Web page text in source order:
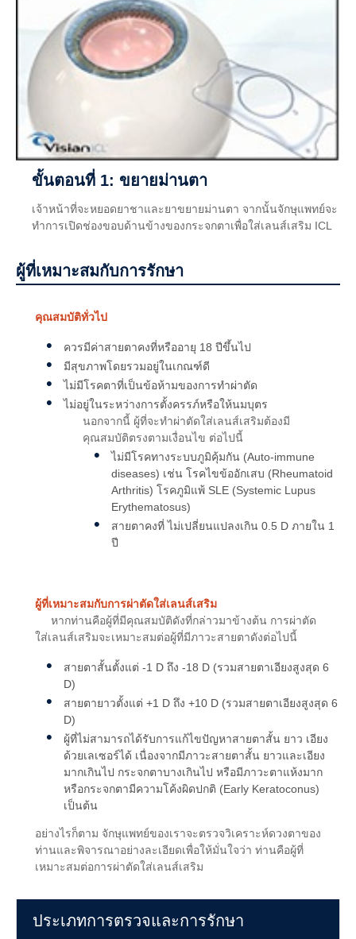
ขั้นตอนที่ 1: ขยายม่านตา
เจ้าหน้าที่จะหยอดยาชาและยาขยายม่านตา จากนั้นจักษุแพทย์จะ
ทำการเปิดช่องขอบด้านข้างของกระจกตาเพื่อใส่เลนส์เสริม ICL
ผู้ที่เหมาะสมกับการรักษา
คุณสมบัติทั่วไป
ควรมีค่าสายตาคงที่หรืออายุ 18 ปีขึ้นไป
มีสุขภาพโดยรวมอยู่ในเกณฑ์ดี
ไม่มีโรคตาที่เป็นข้อห้ามของการทำผ่าตัด
ไม่อยู่ในระหว่างการตั้งครรภ์หรือให้นมบุตร
นอกจากนี้ ผู้ที่จะทำผ่าตัดใส่เลนส์เสริมต้องมี
คุณสมบัติตรงตามเงื่อนไข ต่อไปนี้
ไม่มีโรคทางระบบภูมิคุ้มกัน (Auto-immune
diseases) เช่น โรคไขข้ออักเสบ (Rheumatoid
Arthritis) โรคภูมิแพ้ SLE (Systemic Lupus
Erythematosus)
สายตาคงที่ ไม่เปลี่ยนแปลงเกิน 0.5 D ภายใน 1
ปี
ผู้ที่เหมาะสมกับการผ่าตัดใส่เลนส์เสริม
หากท่านคือผู้ที่มีคุณสมบัติดังที่กล่าวมาข้างต้น การผ่าตัด
ใส่เลนส์เสริมจะเหมาะสมต่อผู้ที่มีภาวะสายตาดังต่อไปนี้
สายตาสั้นตั้งแต่ -1 D ถึง -18 D (รวมสายตาเอียงสูงสุด 6
D)
สายตายาวตั้งแต่ +1 D ถึง +10 D (รวมสายตาเอียงสูงสุด 6
D)
ผู้ที่ไม่สามารถได้รับการแก้ไขปัญหาสายตาสั้น ยาว เอียง
ด้วยเลเซอร์ได้ เนื่องจากมีภาวะสายตาสั้น ยาวและเอียง
มากเกินไป กระจกตาบางเกินไป หรือมีภาวะตาแห้งมาก
หรือกระจกตามีความโค้งผิดปกติ (Early Keratoconus)
เป็นต้น
อย่างไรก็ตาม จักษุแพทย์ของเราจะตรวจวิเคราะห์ดวงตาของ
ท่านและพิจารณาอย่างละเอียดเพื่อให้มั่นใจว่า ท่านคือผู้ที่
เหมาะสมต่อการผ่าตัดใส่เลนส์เสริม
ประเภทการตรวจและการรักษา